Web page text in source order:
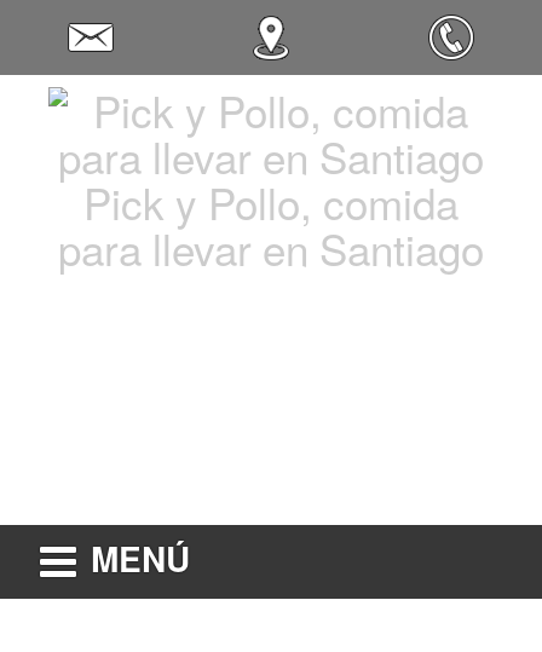
Pick y Pollo, comida
para llevar en Santiago
MENÚ